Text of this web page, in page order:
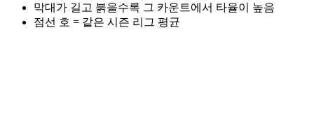
막대가 길고 붉을수록 그 카운트에서 타율이 높음
점선 호 = 같은 시즌 리그 평균